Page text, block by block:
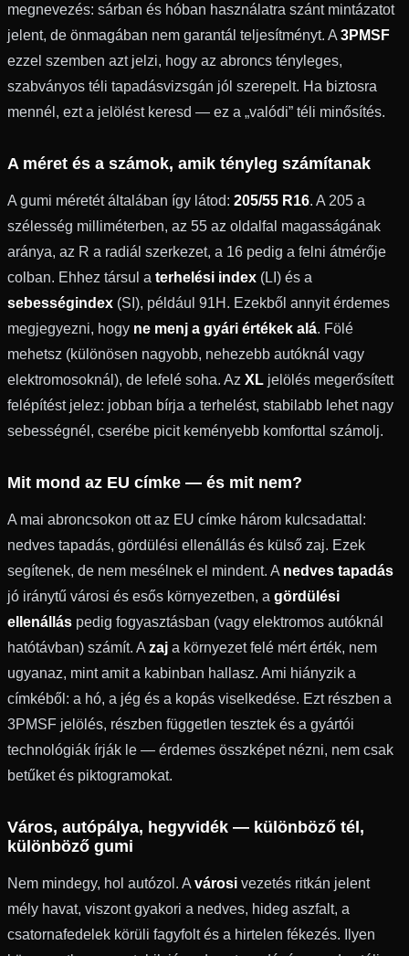
megnevezés: sárban és hóban használatra szánt mintázatot
jelent, de önmagában nem garantál teljesítményt. A 3PMSF
ezzel szemben azt jelzi, hogy az abroncs tényleges,
szabványos téli tapadásvizsgán jól szerepelt. Ha biztosra
mennél, ezt a jelölést keresd — ez a „valódi” téli minősítés.
A méret és a számok, amik tényleg számítanak
A gumi méretét általában így látod: 205/55 R16. A 205 a
szélesség milliméterben, az 55 az oldalfal magasságának
aránya, az R a radiál szerkezet, a 16 pedig a felni átmérője
colban. Ehhez társul a terhelési index (LI) és a
sebességindex (SI), például 91H. Ezekből annyit érdemes
megjegyezni, hogy ne menj a gyári értékek alá. Fölé
mehetsz (különösen nagyobb, nehezebb autóknál vagy
elektromosoknál), de lefelé soha. Az XL jelölés megerősített
felépítést jelez: jobban bírja a terhelést, stabilabb lehet nagy
sebességnél, cserébe picit keményebb komforttal számolj.
Mit mond az EU címke — és mit nem?
A mai abroncsokon ott az EU címke három kulcsadattal:
nedves tapadás, gördülési ellenállás és külső zaj. Ezek
segítenek, de nem mesélnek el mindent. A nedves tapadás
jó iránytű városi és esős környezetben, a gördülési
ellenállás pedig fogyasztásban (vagy elektromos autóknál
hatótávban) számít. A zaj a környezet felé mért érték, nem
ugyanaz, mint amit a kabinban hallasz. Ami hiányzik a
címkéből: a hó, a jég és a kopás viselkedése. Ezt részben a
3PMSF jelölés, részben független tesztek és a gyártói
technológiák írják le — érdemes összképet nézni, nem csak
betűket és piktogramokat.
Város, autópálya, hegyvidék — különböző tél,
különböző gumi
Nem mindegy, hol autózol. A városi vezetés ritkán jelent
mély havat, viszont gyakori a nedves, hideg aszfalt, a
csatornafedelek körüli fagyfolt és a hirtelen fékezés. Ilyen